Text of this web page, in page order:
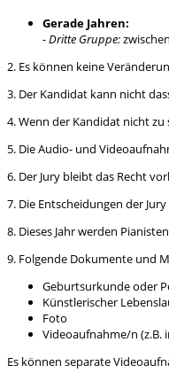
Gerade Jahren:
- Dritte Gruppe:
2. Es können keine
3. Der Kandidat kann nicht
4. Wenn der Kandidat nicht
5. Die Audio- und
6. Der Jury bleibt das Recht
7. Die Entscheidungen der
8. Dieses Jahr werden
9. Folgende Dokumente und
Geburtsurkunde oder
Künstlerischer
Foto
Videoaufnahme/n
Es können separate